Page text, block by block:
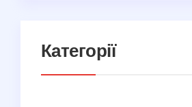
Категорії